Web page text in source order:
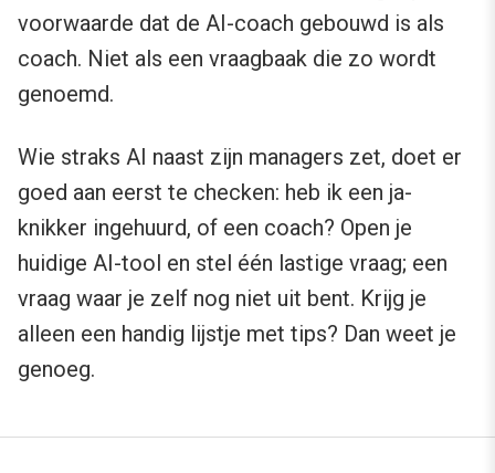
voorwaarde dat de AI-coach gebouwd is als
coach. Niet als een vraagbaak die zo wordt
genoemd.
Wie straks AI naast zijn managers zet, doet er
goed aan eerst te checken: heb ik een ja-
knikker ingehuurd, of een coach? Open je
huidige AI-tool en stel één lastige vraag; een
vraag waar je zelf nog niet uit bent. Krijg je
alleen een handig lijstje met tips? Dan weet je
genoeg.